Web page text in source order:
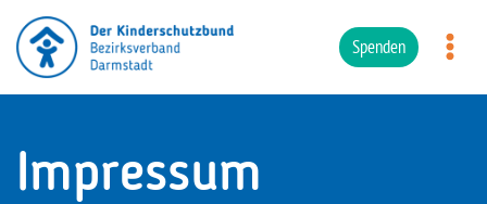
Inhalt
springen
Spenden
Impressum